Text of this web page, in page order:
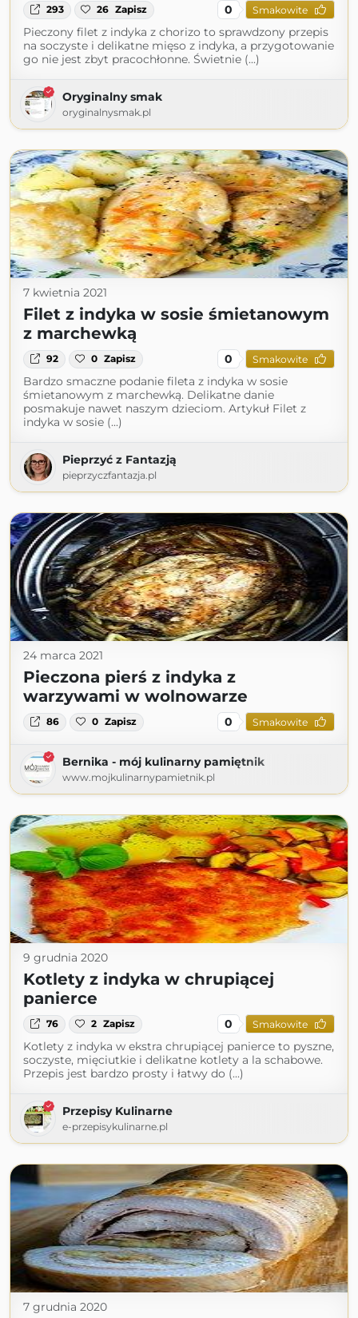
293 26 Zapisz 0 Smakowite
Pieczony filet z indyka z chorizo to sprawdzony przepis
na soczyste i delikatne mięso z indyka, a przygotowanie
go nie jest zbyt pracochłonne. Świetnie (...)
Oryginalny smak
oryginalnysmak.pl
7 kwietnia 2021
Filet z indyka w sosie śmietanowym
z marchewką
92 0 Zapisz 0 Smakowite
Bardzo smaczne podanie fileta z indyka w sosie
śmietanowym z marchewką. Delikatne danie
posmakuje nawet naszym dzieciom. Artykuł Filet z
indyka w sosie (...)
Pieprzyć z Fantazją
pieprzyczfantazja.pl
24 marca 2021
Pieczona pierś z indyka z
warzywami w wolnowarze
86 0 Zapisz 0 Smakowite
Bernika - mój kulinarny pamiętnik
www.mojkulinarnypamietnik.pl
9 grudnia 2020
Kotlety z indyka w chrupiącej
panierce
76 2 Zapisz 0 Smakowite
Kotlety z indyka w ekstra chrupiącej panierce to pyszne,
soczyste, mięciutkie i delikatne kotlety a la schabowe.
Przepis jest bardzo prosty i łatwy do (...)
Przepisy Kulinarne
e-przepisykulinarne.pl
7 grudnia 2020